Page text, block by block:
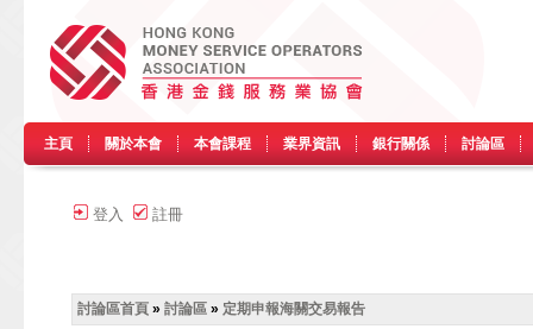
主頁 關於本會 本會課程 業界資訊 銀行關係 討論區
登入 註冊
討論區首頁 » 討論區 » 定期申報海關交易報告